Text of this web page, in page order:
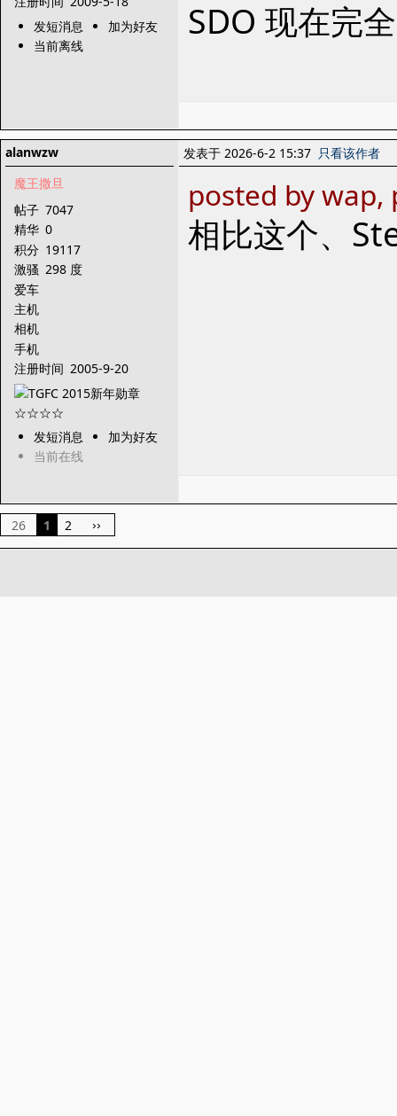
发短消息
加为好友
当前离线
SDO 现在完
alanwzw
魔王撒旦
帖子 7047
精华 0
积分 19117
激骚 298 度
爱车
主机
相机
手机
注册时间 2005-9-20
发短消息
加为好友
当前在线
发表于 2026-6-2 15:37 只看该作者
posted by
相比这个、
26 1 2 ››